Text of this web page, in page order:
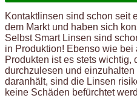
Kontaktlinsen sind schon seit
dem Markt und haben sich
Selbst Smart Linsen sind
in Produktion! Ebenso wie
Produkten ist es stets
durchzulesen und
daranhält, sind die Linsen
keine Schäden befürchtet